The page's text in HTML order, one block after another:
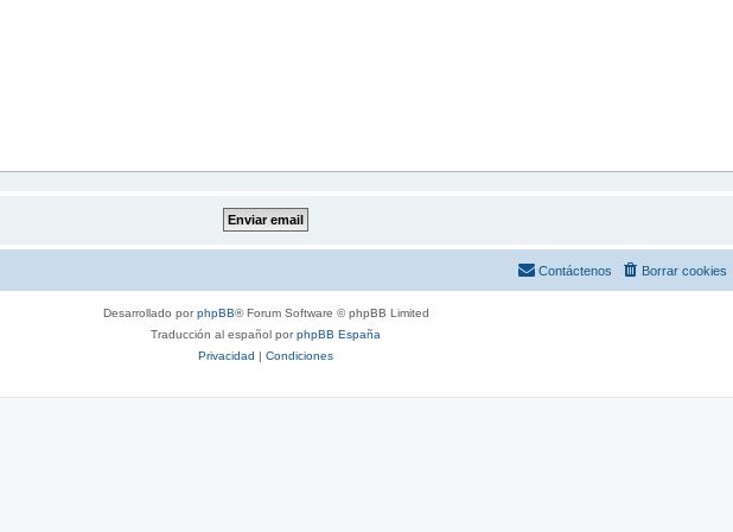
Borrar cookies
Contáctenos
Desarrollado porphpBB® Forum Software © phpBB Limited
Traducción al español porphpBB España
Privacidad | Condiciones